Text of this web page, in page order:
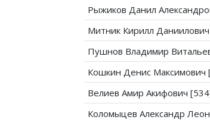
Рыжиков Данил
Митник Кирилл
Пушнов Владимир
Кошкин Денис Максимович
Велиев Амир Акифович
Коломыцев Александр